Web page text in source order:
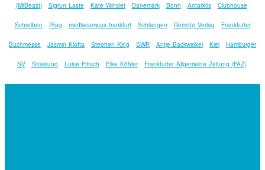
(MrBeast) Sigrun Laste Kate Winslet Dänemark Bonn Antarktis Clubhouse
Schreiben Prag mediacampus frankfurt Schlangen Remote Verlag Frankfurter
Buchmesse Jasmin Klofta Stephen King SWR Antje Backwinkel Kiel Hamburger
SV Stralsund Luise Fritsch Eike Köhler Frankfurter Allgemeine Zeitung (FAZ)